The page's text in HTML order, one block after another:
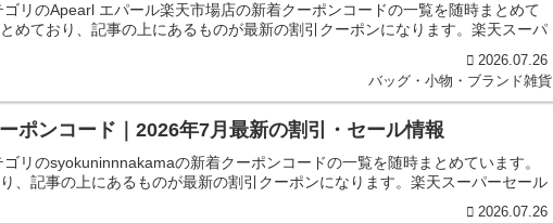
リのApearl エパール楽天市場店の新着クーポンコードの一覧を随時まとめて
めており、記事の上にあるものが最新の割引クーポンになります。楽天スーパ
2026.07.26
バッグ・小物・ブランド雑貨
ンコード｜2026年7月最新の割引・セール情報
リのsyokuninnnakamaの新着クーポンコードの一覧を随時まとめています。
、記事の上にあるものが最新の割引クーポンになります。楽天スーパーセール
2026.07.26